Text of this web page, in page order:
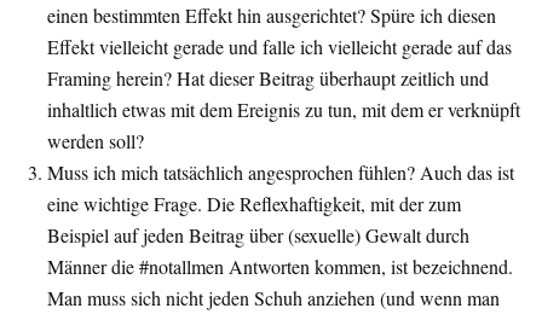
einen bestimmten Effekt hin ausgerichtet? Spüre ich diesen
Effekt vielleicht gerade und falle ich vielleicht gerade auf das
Framing herein? Hat dieser Beitrag überhaupt zeitlich und
inhaltlich etwas mit dem Ereignis zu tun, mit dem er verknüpft
werden soll?
Muss ich mich tatsächlich angesprochen fühlen? Auch das ist
eine wichtige Frage. Die Reflexhaftigkeit, mit der zum
Beispiel auf jeden Beitrag über (sexuelle) Gewalt durch
Männer die #notallmen Antworten kommen, ist bezeichnend.
Man muss sich nicht jeden Schuh anziehen (und wenn man